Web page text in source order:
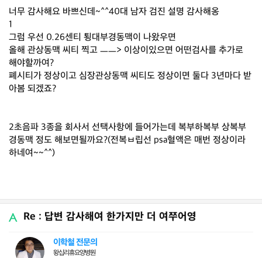
너무 감사해요 바쁘신데~^^40대 남자 검진 설명 감사해옹
1
그럼 우선 0.26센티 툉대부경동맥이 나왔우면
올해 관상동맥 씨티 찍고 ㅡㅡ> 이상이있으면 어떤검사를 추가로
해야할까여?
폐시티가 정상이고 심장관상동맥 씨티도 정상이면 둘다 3년마다 받
아봄 되겠죠?
2초음파 3종을 회사서 선택사항에 들어가는데 복부하복부 상복부
경동맥 정도 해보면될까요?(전복ㅂ립선 psa혈액은 매번 정상이라
하네여~~^^)
Re : 답변 감사해여 한가지만 더 여쭈어영
이학철 전문의
왕십리휴요양병원